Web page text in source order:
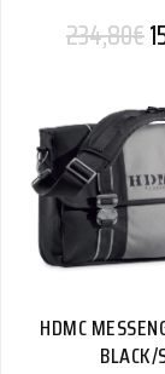
234,80€
HDMC
BLACK/